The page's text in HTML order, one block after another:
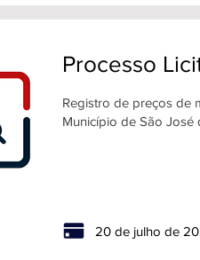
Processo
Registro de preços de
Município de São José
20 de julho de